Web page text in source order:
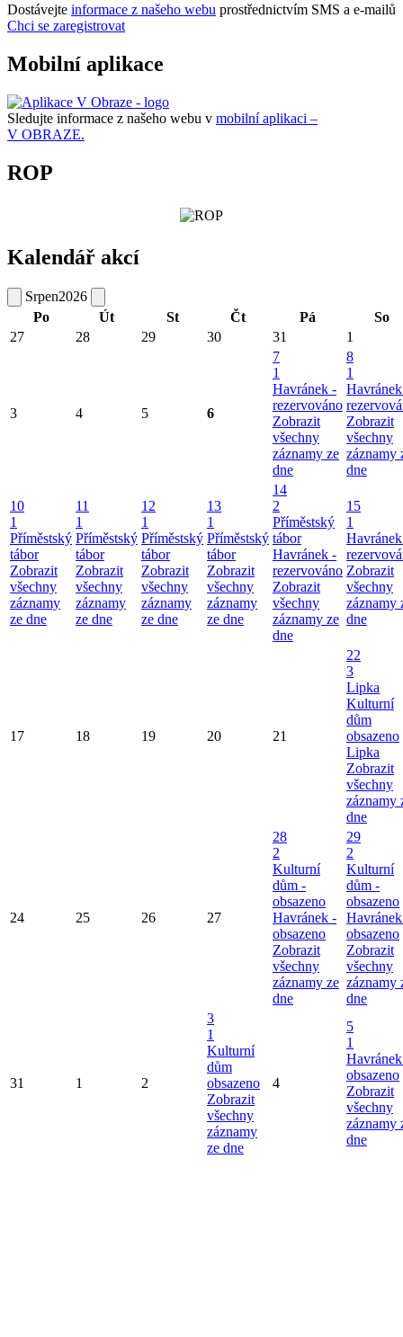
Dostávejte informace z našeho webu prostřednictvím SMS a e-mailů
Chci se zaregistrovat
Mobilní aplikace
Sledujte informace z našeho webu v mobilní aplikaci –
V OBRAZE.
ROP
Kalendář akcí
Srpen2026
Po
Út St Čt Pá
So
27
28 29 30 31 1
3 4 5 6
7
1
Havránek -
rezervováno
Zobrazit
všechny
záznamy ze
dne
8
1
Zobrazit
všechny
záznamy
dne
10
1
Příměstský
tábor
Zobrazit
všechny
záznamy
ze dne
11
1
Příměstský
tábor
Zobrazit
všechny
záznamy
ze dne
12
1
Příměstský
tábor
Zobrazit
všechny
záznamy
ze dne
13
1
Příměstský
tábor
Zobrazit
všechny
záznamy
ze dne
14
2
Příměstský
tábor
Havránek -
rezervováno
Zobrazit
všechny
záznamy ze
dne
15
1
Zobrazit
všechny
záznamy
dne
17 18 19 20 21
22
3
Lipka
Kulturní
dům
obsazeno
Lipka
Zobrazit
všechny
záznamy
dne
24 25 26 27
28
2
Kulturní
dům -
obsazeno
Havránek -
obsazeno
Zobrazit
všechny
záznamy ze
dne
29
2
Kulturní
dům -
obsazeno
obsazeno
Zobrazit
všechny
záznamy
dne
31 1 2
3
1
Kulturní
dům
obsazeno
Zobrazit
všechny
záznamy
ze dne
4
5
1
obsazeno
Zobrazit
všechny
záznamy
dne